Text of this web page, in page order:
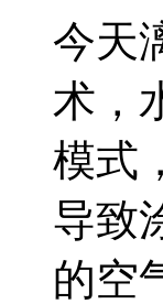
今天
术，
模式
导致
的空